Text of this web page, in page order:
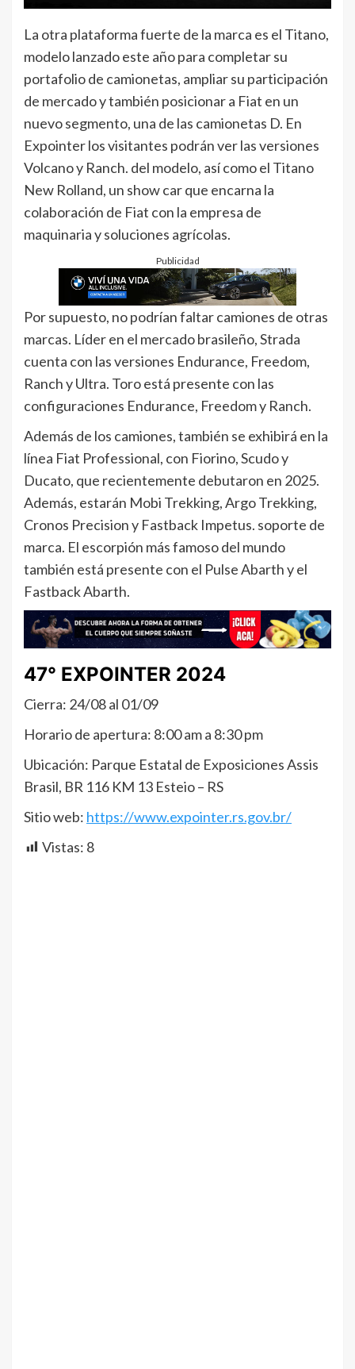
La otra plataforma fuerte de la marca es el Titano,
modelo lanzado este año para completar su
portafolio de camionetas, ampliar su participación
de mercado y también posicionar a Fiat en un
nuevo segmento, una de las camionetas D. En
Expointer los visitantes podrán ver las versiones
Volcano y Ranch. del modelo, así como el Titano
New Rolland, un show car que encarna la
colaboración de Fiat con la empresa de
maquinaria y soluciones agrícolas.
Publicidad
Por supuesto, no podrían faltar camiones de otras
marcas. Líder en el mercado brasileño, Strada
cuenta con las versiones Endurance, Freedom,
Ranch y Ultra. Toro está presente con las
configuraciones Endurance, Freedom y Ranch.
Además de los camiones, también se exhibirá en la
línea Fiat Professional, con Fiorino, Scudo y
Ducato, que recientemente debutaron en 2025.
Además, estarán Mobi Trekking, Argo Trekking,
Cronos Precision y Fastback Impetus. soporte de
marca. El escorpión más famoso del mundo
también está presente con el Pulse Abarth y el
Fastback Abarth.
47° EXPOINTER 2024
Cierra: 24/08 al 01/09
Horario de apertura: 8:00 am a 8:30 pm
Ubicación: Parque Estatal de Exposiciones Assis
Brasil, BR 116 KM 13 Esteio – RS
Sitio web: https://www.expointer.rs.gov.br/
Vistas: 8